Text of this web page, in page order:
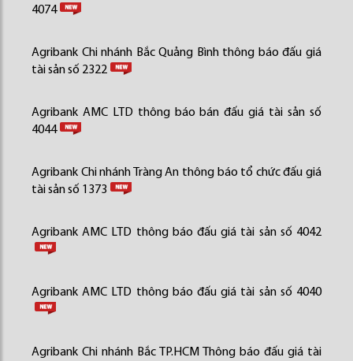
4074
Agribank Chi nhánh Bắc Quảng Bình thông báo đấu giá
tài sản số 2322
Agribank AMC LTD thông báo bán đấu giá tài sản số
4044
Agribank Chi nhánh Tràng An thông báo tổ chức đấu giá
tài sản số 1373
Agribank AMC LTD thông báo đấu giá tài sản số 4042
Agribank AMC LTD thông báo đấu giá tài sản số 4040
Agribank Chi nhánh Bắc TP.HCM Thông báo đấu giá tài